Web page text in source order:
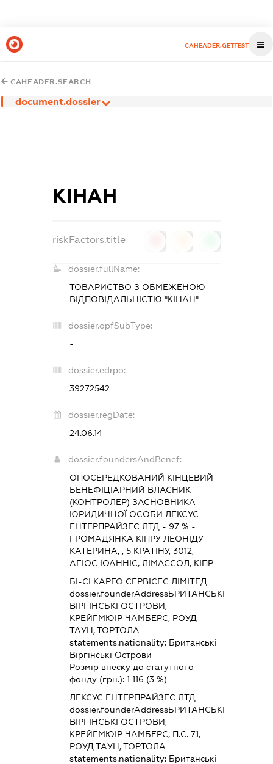
CAHEADER.GETTEST
CAHEADER.SEARCH
document.dossier
КІНАН
riskFactors.title
dossier.fullName:
ТОВАРИСТВО З ОБМЕЖЕНОЮ
ВІДПОВІДАЛЬНІСТЮ "КІНАН"
dossier.opfSubType:
-
dossier.edrpo:
39272542
dossier.regDate:
24.06.14
dossier.foundersAndBenef:
ОПОСЕРЕДКОВАНИЙ КІНЦЕВИЙ
БЕНЕФІЦІАРНИЙ ВЛАСНИК
(КОНТРОЛЕР) ЗАСНОВНИКА -
ЮРИДИЧНОЇ ОСОБИ ЛЕКСУС
ЕНТЕРПРАЙЗЕС ЛТД - 97 % -
ГРОМАДЯНКА КІПРУ ЛЕОНІДУ
КАТЕРИНА, , 5 КРАТІНУ, 3012,
АГІОС ІОАННІС, ЛІМАССОЛ, КІПР
БІ-СІ КАРГО СЕРВІСЕС ЛІМІТЕД
dossier.founderAddressБРИТАНСЬКІ
ВІРГІНСЬКІ ОСТРОВИ,
КРЕЙГМЮІР ЧАМБЕРС, РОУД
ТАУН, ТОРТОЛА
statements.nationality: Британські
Віргінські Острови
Розмір внеску до статутного
фонду (грн.): 1 116 (3 %)
ЛЕКСУС ЕНТЕРПРАЙЗЕС ЛТД
dossier.founderAddressБРИТАНСЬКІ
ВІРГІНСЬКІ ОСТРОВИ,
КРЕЙГМЮІР ЧАМБЕРС, П.С. 71,
РОУД ТАУН, ТОРТОЛА
statements.nationality: Британські